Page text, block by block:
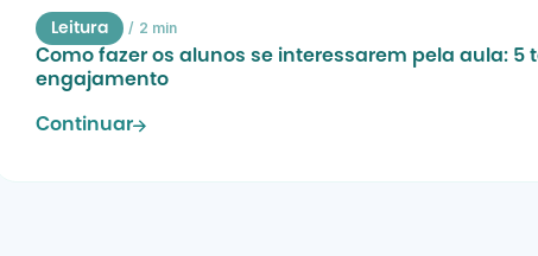
Leitura / 2 min
Como fazer os alunos se interessarem pela aula: 5
engajamento
Continuar